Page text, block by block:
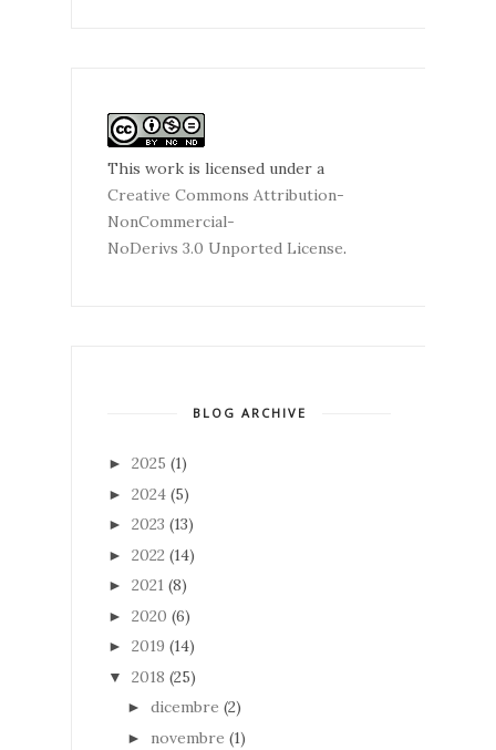
This work is licensed under a
Creative Commons Attribution-
NonCommercial-
NoDerivs 3.0 Unported License.
BLOG ARCHIVE
► 2025 (1)
► 2024 (5)
► 2023 (13)
► 2022 (14)
► 2021 (8)
► 2020 (6)
► 2019 (14)
▼ 2018 (25)
► dicembre (2)
► novembre (1)